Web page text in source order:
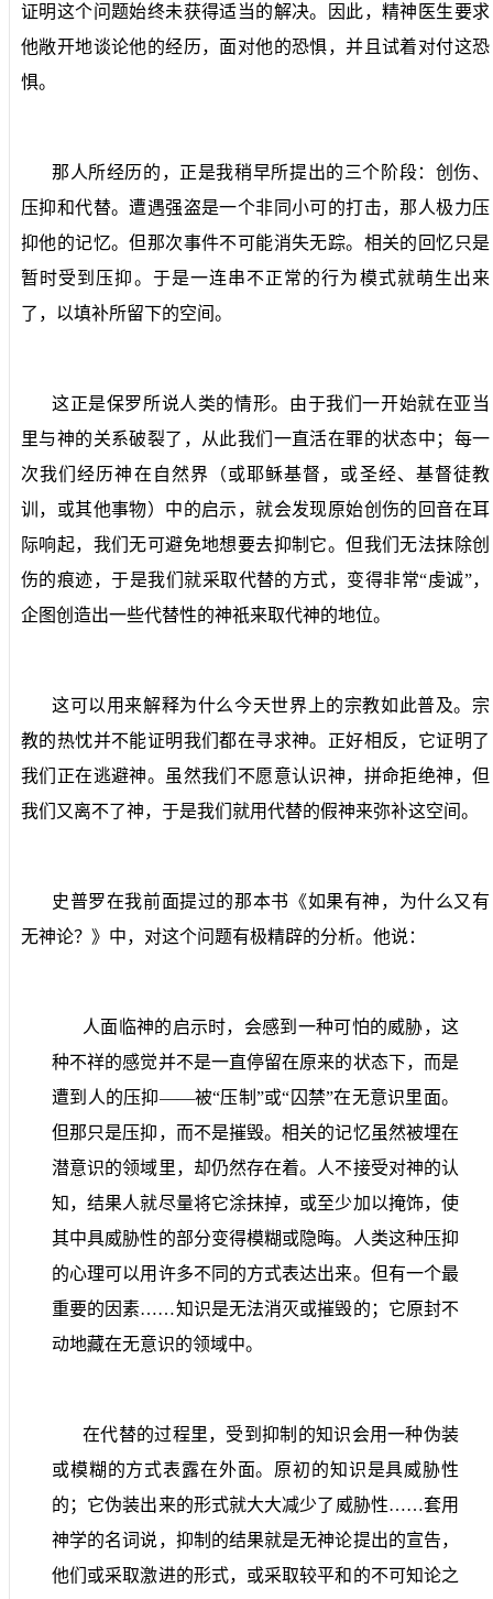
证明这个问题始终未获得适当的解决。因此，精神医生要求
他敞开地谈论他的经历，面对他的恐惧，并且试着对付这恐
惧。
那人所经历的，正是我稍早所提出的三个阶段：创伤、
压抑和代替。遭遇强盗是一个非同小可的打击，那人极力压
抑他的记忆。但那次事件不可能消失无踪。相关的回忆只是
暂时受到压抑。于是一连串不正常的行为模式就萌生出来
了，以填补所留下的空间。
这正是保罗所说人类的情形。由于我们一开始就在亚当
里与神的关系破裂了，从此我们一直活在罪的状态中；每一
次我们经历神在自然界（或耶稣基督，或圣经、基督徒教
训，或其他事物）中的启示，就会发现原始创伤的回音在耳
际响起，我们无可避免地想要去抑制它。但我们无法抹除创
伤的痕迹，于是我们就采取代替的方式，变得非常“虔诚”，
企图创造出一些代替性的神祇来取代神的地位。
这可以用来解释为什么今天世界上的宗教如此普及。宗
教的热忱并不能证明我们都在寻求神。正好相反，它证明了
我们正在逃避神。虽然我们不愿意认识神，拼命拒绝神，但
我们又离不了神，于是我们就用代替的假神来弥补这空间。
史普罗在我前面提过的那本书《如果有神，为什么又有
无神论？》中，对这个问题有极精辟的分析。他说：
人面临神的启示时，会感到一种可怕的威胁，这
种不祥的感觉并不是一直停留在原来的状态下，而是
遭到人的压抑——被“压制”或“囚禁”在无意识里面。
但那只是压抑，而不是摧毁。相关的记忆虽然被埋在
潜意识的领域里，却仍然存在着。人不接受对神的认
知，结果人就尽量将它涂抹掉，或至少加以掩饰，使
其中具威胁性的部分变得模糊或隐晦。人类这种压抑
的心理可以用许多不同的方式表达出来。但有一个最
重要的因素……知识是无法消灭或摧毁的；它原封不
动地藏在无意识的领域中。
在代替的过程里，受到抑制的知识会用一种伪装
或模糊的方式表露在外面。原初的知识是具威胁性
的；它伪装出来的形式就大大减少了威胁性……套用
神学的名词说，抑制的结果就是无神论提出的宣告，
他们或采取激进的形式，或采取较平和的不可知论之